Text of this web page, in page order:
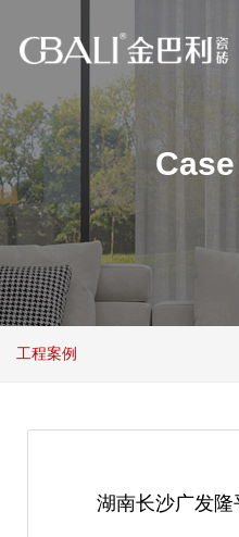
Case
工程案例
湖南长沙广发隆